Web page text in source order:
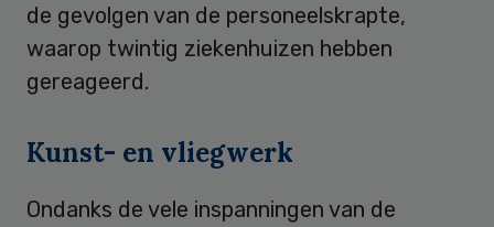
de gevolgen van de personeelskrapte,
waarop twintig ziekenhuizen hebben
gereageerd.
Kunst- en vliegwerk
Ondanks de vele inspanningen van de